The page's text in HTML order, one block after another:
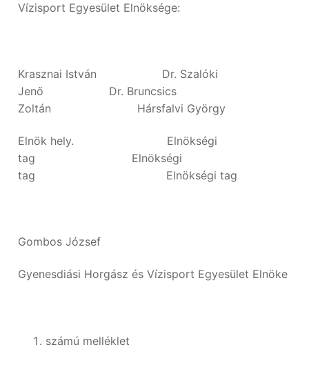
Vízisport Egyesület Elnöksége:
Krasznai István Dr. Szalóki
Jenő Dr. Bruncsics
Zoltán Hársfalvi György
Elnök hely. Elnökségi
tag Elnökségi
tag Elnökségi tag
Gombos József
Gyenesdiási Horgász és Vízisport Egyesület Elnöke
számú melléklet